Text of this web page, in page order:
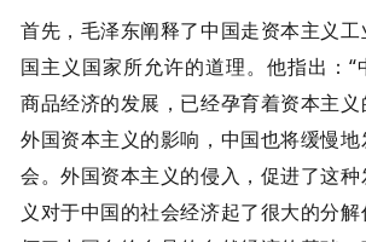
首先，毛泽东阐释了中国走资本主义
国主义国家所允许的道理。他指出：“
商品经济的发展，已经孕育着资本主
外国资本主义的影响，中国也将缓慢
会。外国资本主义的侵入，促进了这
义对于中国的社会经济起了很大的分